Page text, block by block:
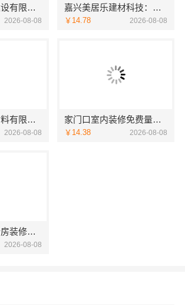
中蓝建投北京建设有限公司四川：重钢别墅局部改造
2026-08-08
嘉兴美居乐建材科技：嘉兴周边美居乐房屋装修联系电话
￥14.78 2026-08-08
重庆御墅建筑材料有限公司：本地免拆模板多少钱一平
2026-08-08
家门口室内装修免费量房，浙江宜美嘉装饰贴心服务
￥14.38 2026-08-08
嘉兴美居乐：新房装修匠心施工收费
2026-08-08